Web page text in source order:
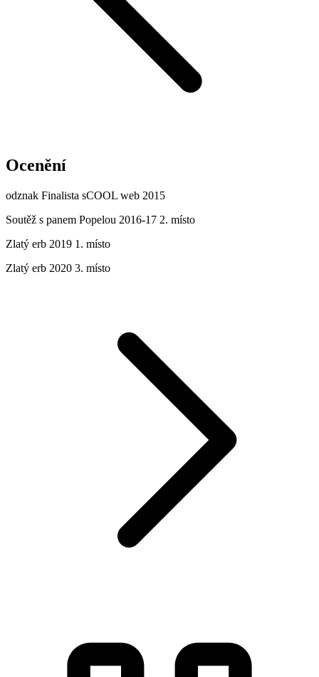
Ocenění
odznak Finalista sCOOL web 2015
Soutěž s panem Popelou 2016-17 2. místo
Zlatý erb 2019 1. místo
Zlatý erb 2020 3. místo